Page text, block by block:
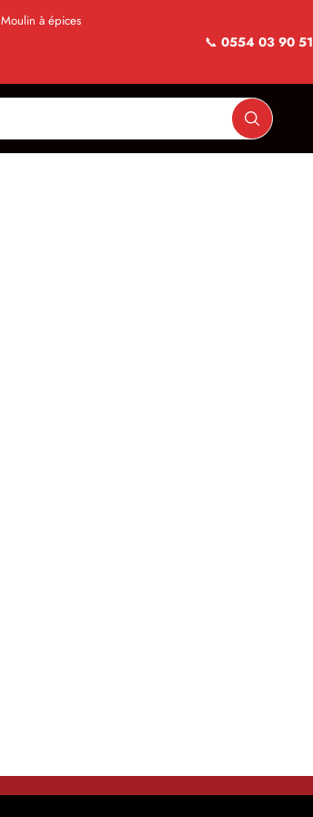
Moulin à épices
📞 0554 03 90 51